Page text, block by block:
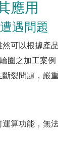
應用
遇問題
可以根據產
圈之加工案
裂問題，嚴
算功能，無